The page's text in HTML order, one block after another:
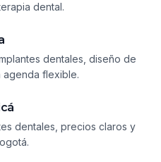
dental.
dentales, diseño de
agenda flexible.
dentales, precios claros y